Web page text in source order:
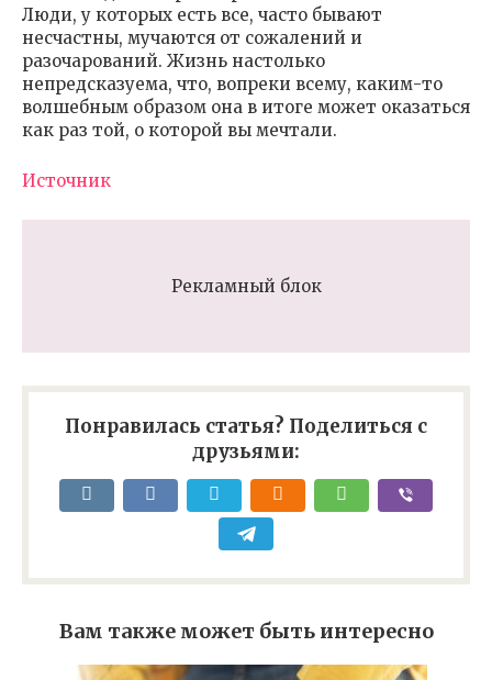
Люди, у которых есть все, часто бывают
несчастны, мучаются от сожалений и
разочарований. Жизнь настолько
непредсказуема, что, вопреки всему, каким-то
волшебным образом она в итоге может оказаться
как раз той, о которой вы мечтали.
Источник
Рекламный блок
Понравилась статья? Поделиться с
друзьями:
Вам также может быть интересно